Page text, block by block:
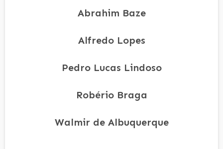
Abrahim Baze
Alfredo Lopes
Pedro Lucas Lindoso
Robério Braga
Walmir de Albuquerque